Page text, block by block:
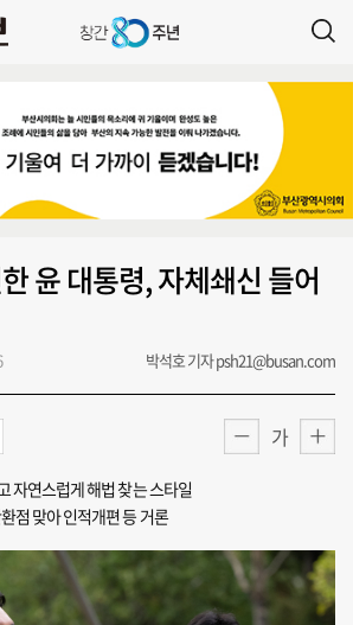
윤 대통령, 자체쇄신 들어
박석호 기자 psh21@busan.com
가
자연스럽게 해법 찾는 스타일
점 맞아 인적개편 등 거론